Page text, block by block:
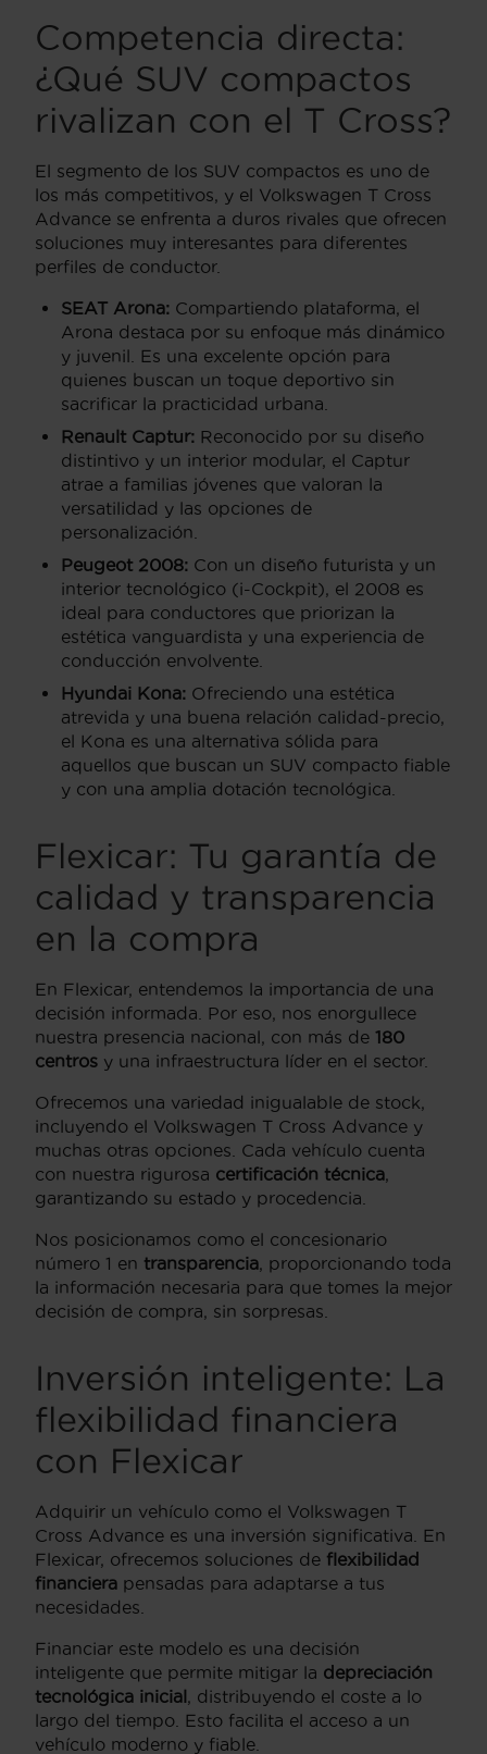
Competencia directa:
¿Qué SUV compactos
rivalizan con el T Cross?
El segmento de los SUV compactos es uno de
los más competitivos, y el Volkswagen T Cross
Advance se enfrenta a duros rivales que ofrecen
soluciones muy interesantes para diferentes
perfiles de conductor.
SEAT Arona: Compartiendo plataforma, el
Arona destaca por su enfoque más dinámico
y juvenil. Es una excelente opción para
quienes buscan un toque deportivo sin
sacrificar la practicidad urbana.
Renault Captur: Reconocido por su diseño
distintivo y un interior modular, el Captur
atrae a familias jóvenes que valoran la
versatilidad y las opciones de
personalización.
Peugeot 2008: Con un diseño futurista y un
interior tecnológico (i-Cockpit), el 2008 es
ideal para conductores que priorizan la
estética vanguardista y una experiencia de
conducción envolvente.
Hyundai Kona: Ofreciendo una estética
atrevida y una buena relación calidad-precio,
el Kona es una alternativa sólida para
aquellos que buscan un SUV compacto fiable
y con una amplia dotación tecnológica.
Flexicar: Tu garantía de
calidad y transparencia
en la compra
En Flexicar, entendemos la importancia de una
decisión informada. Por eso, nos enorgullece
nuestra presencia nacional, con más de 180
centros y una infraestructura líder en el sector.
Ofrecemos una variedad inigualable de stock,
incluyendo el Volkswagen T Cross Advance y
muchas otras opciones. Cada vehículo cuenta
con nuestra rigurosa certificación técnica
garantizando su estado y procedencia.
Nos posicionamos como el concesionario
número 1 en transparencia , proporcionando toda
la información necesaria para que tomes la mejor
decisión de compra, sin sorpresas.
Inversión inteligente: La
flexibilidad financiera
con Flexicar
Adquirir un vehículo como el Volkswagen T
Cross Advance es una inversión significativa. En
Flexicar, ofrecemos soluciones de flexibilidad
financiera pensadas para adaptarse a tus
necesidades.
Financiar este modelo es una decisión
inteligente que permite mitigar la depreciación
tecnológica inicial , distribuyendo el coste a lo
largo del tiempo. Esto facilita el acceso a un
vehículo moderno y fiable.